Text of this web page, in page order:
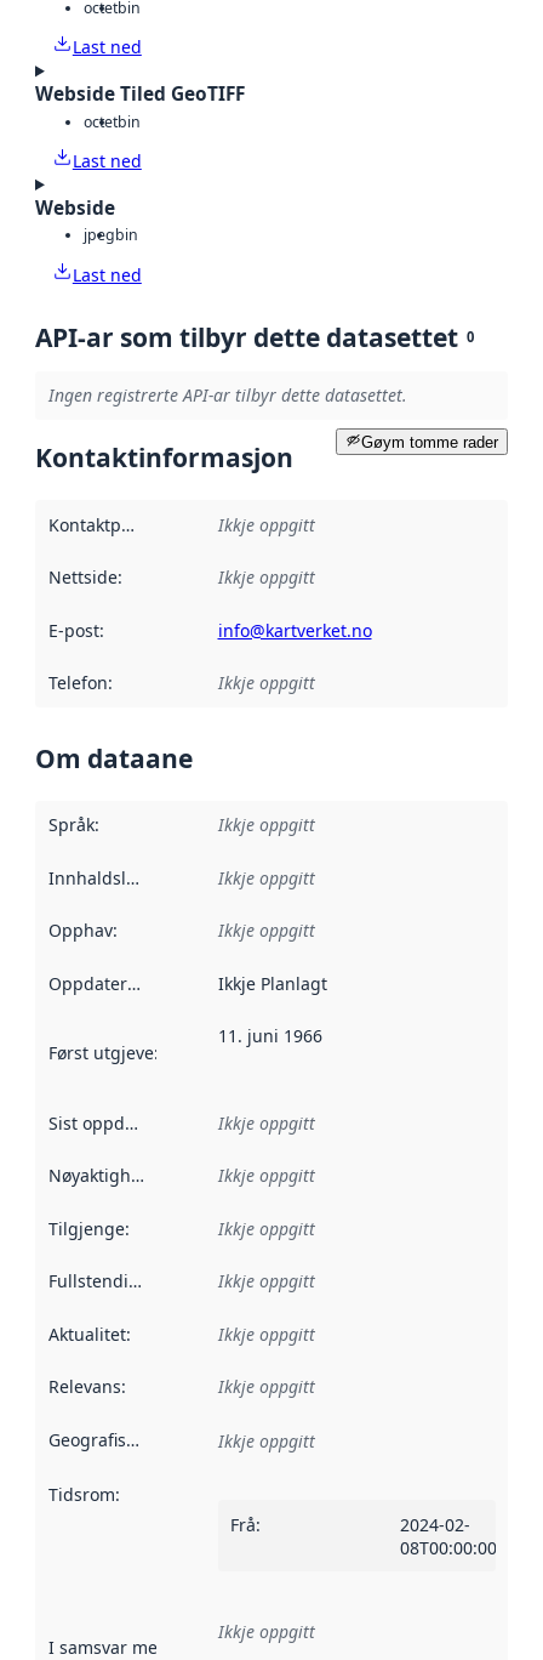
octetbin
Last ned
Webside Tiled GeoTIFF
octetbin
Last ned
Webside
jpegbin
Last ned
API-ar som tilbyr dette datasettet 0
Ingen registrerte API-ar tilbyr dette datasettet.
Gøym tomme rader
Kontaktinformasjon
Kontaktpunkt Ikkje oppgitt
Nettside: Ikkje oppgitt
E-post: info@kartverket.no
Telefon: Ikkje oppgitt
Om dataane
Språk: Ikkje oppgitt
Innhaldsleverandørar :
Ikkje oppgitt
Opphav: Ikkje oppgitt
Oppdateringsfrekvens :
Ikkje Planlagt
Først utgjeve: Denne datoen seier når dataa i dette
11. juni 1966
Sist oppdatert Ikkje oppgitt
Nøyaktigheit Ikkje oppgitt
Tilgjenge: Ikkje oppgitt
Fullstendigheit Ikkje oppgitt
Aktualitet: Ikkje oppgitt
Relevans: Ikkje oppgitt
Geografisk område Ikkje oppgitt
Tidsrom:
Frå:
2024-02-
08T00:00:00Z
I samsvar med Referanse til ei implementeringsregel eller
Ikkje oppgitt